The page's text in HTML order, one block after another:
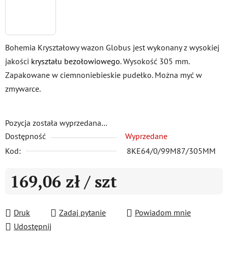
Bohemia Kryształowy wazon Globus jest wykonany z wysokiej
jakości kryształu bezołowiowego. Wysokość 305 mm.
Zapakowane w ciemnoniebieskie pudełko. Można myć w
zmywarce.
Pozycja została wyprzedana…
Dostępność
Wyprzedane
Kod:
8KE64/0/99M87/305MM
169,06 zł / szt
Druk
Zadaj pytanie
Powiadom mnie
Udostępnij